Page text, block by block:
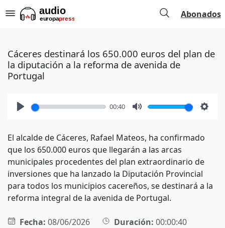
Abonados
Cáceres destinará los 650.000 euros del plan de
la diputación a la reforma de avenida de
Portugal
00:40
El alcalde de Cáceres, Rafael Mateos, ha confirmado
que los 650.000 euros que llegarán a las arcas
municipales procedentes del plan extraordinario de
inversiones que ha lanzado la Diputación Provincial
para todos los municipios cacereños, se destinará a la
reforma integral de la avenida de Portugal.
Fecha: 08/06/2026 Duración: 00:00:40